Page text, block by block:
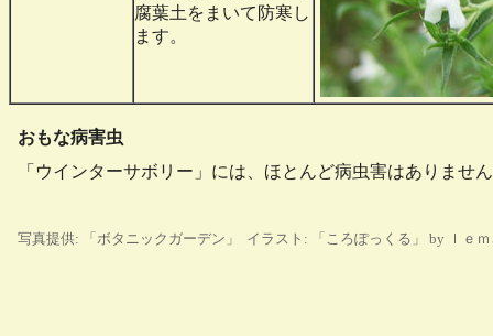
腐葉土をまいて防寒し
ます。
おもな病害虫
「ウインターサボリー」には、ほとんど病虫害はありませ
写真提供: 「ボタニックガーデン」 イラスト: 「ころぽっくる」 by ｌｅ